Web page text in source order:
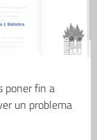
poner fin a
un problema